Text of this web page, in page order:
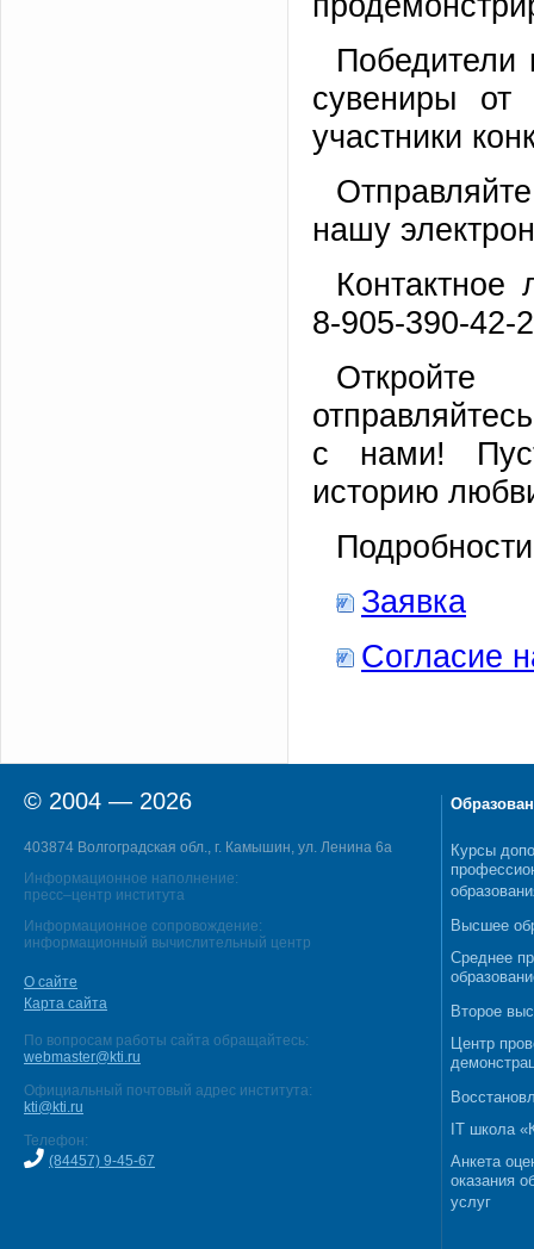
Победители
сувениры от
участники
нашу
Контактное
8-905-390-42-
с нами!
историю
Заявка
Согласие
© 2004 — 2026
403874 Волгоградская обл., г. Камышин, ул. Ленина 6а
Информационное наполнение:
пресс–центр института
Информационное сопровождение:
информационный вычислительный центр
О сайте
Карта сайта
По вопросам работы сайта обращайтесь:
webmaster@kti.ru
Официальный почтовый адрес института:
kti@kti.ru
Телефон:
(84457) 9-45-67
Курсы
Высшее
Среднее
Второе
Центр
IT школа
Анкета
оказания
услуг